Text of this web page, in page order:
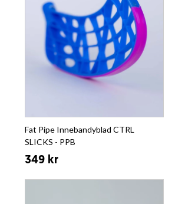
Fat Pipe Innebandyblad CTRL
SLICKS - PPB
349 kr